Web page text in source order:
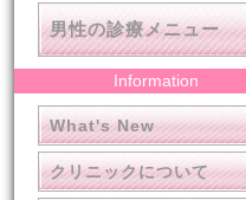
男性の診療メニュー
Information
What's New
クリニックについて